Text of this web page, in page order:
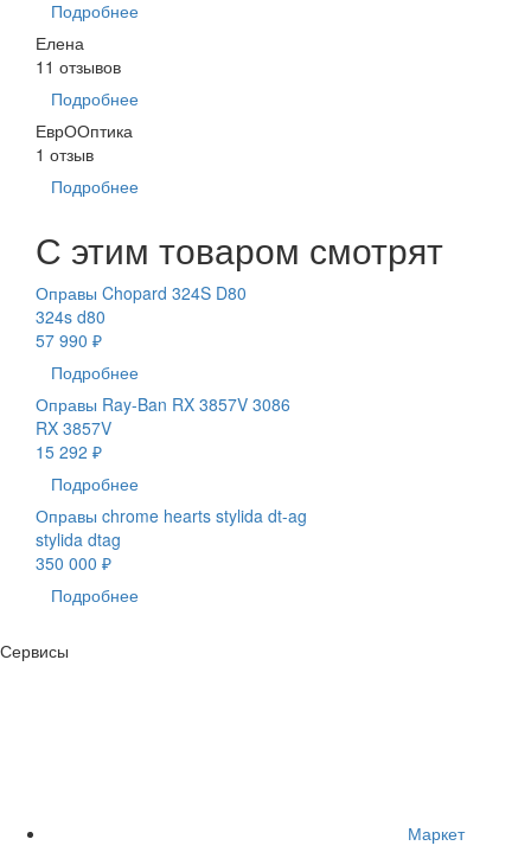
Подробнее
Елена
11 отзывов
Подробнее
ЕврООптика
1 отзыв
Подробнее
С этим товаром смотрят
Оправы Chopard 324S D80
324s d80
57 990 ₽
Подробнее
Оправы Ray-Ban RX 3857V 3086
RX 3857V
15 292 ₽
Подробнее
Оправы chrome hearts stylida dt-ag
stylida dtag
350 000 ₽
Подробнее
Сервисы
Маркет